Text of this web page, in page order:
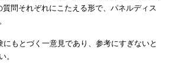
問それぞれにこたえる形で、パネルディス
もとづく一意見であり、参考にすぎないと
。